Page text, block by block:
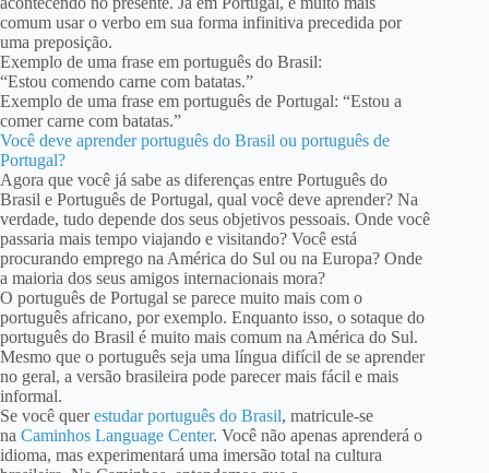
comum usar o verbo em sua forma infinitiva precedida por
uma preposição.
Exemplo de uma frase em português do Brasil:
“Estou comendo carne com batatas.”
Exemplo de uma frase em português de Portugal: “Estou a
comer carne com batatas.”
Você deve aprender português do Brasil ou português de
Portugal?
Agora que você já sabe as diferenças entre Português do
Brasil e Português de Portugal, qual você deve aprender? Na
verdade, tudo depende dos seus objetivos pessoais. Onde você
passaria mais tempo viajando e visitando? Você está
procurando emprego na América do Sul ou na Europa? Onde
a maioria dos seus amigos internacionais mora?
O português de Portugal se parece muito mais com o
português africano, por exemplo. Enquanto isso, o sotaque do
português do Brasil é muito mais comum na América do Sul.
Mesmo que o português seja uma língua difícil de se aprender
no geral, a versão brasileira pode parecer mais fácil e mais
informal.
Se você querestudar português do Brasil, matricule-se
na Caminhos Language Center. Você não apenas aprenderá o
idioma, mas experimentará uma imersão total na cultura